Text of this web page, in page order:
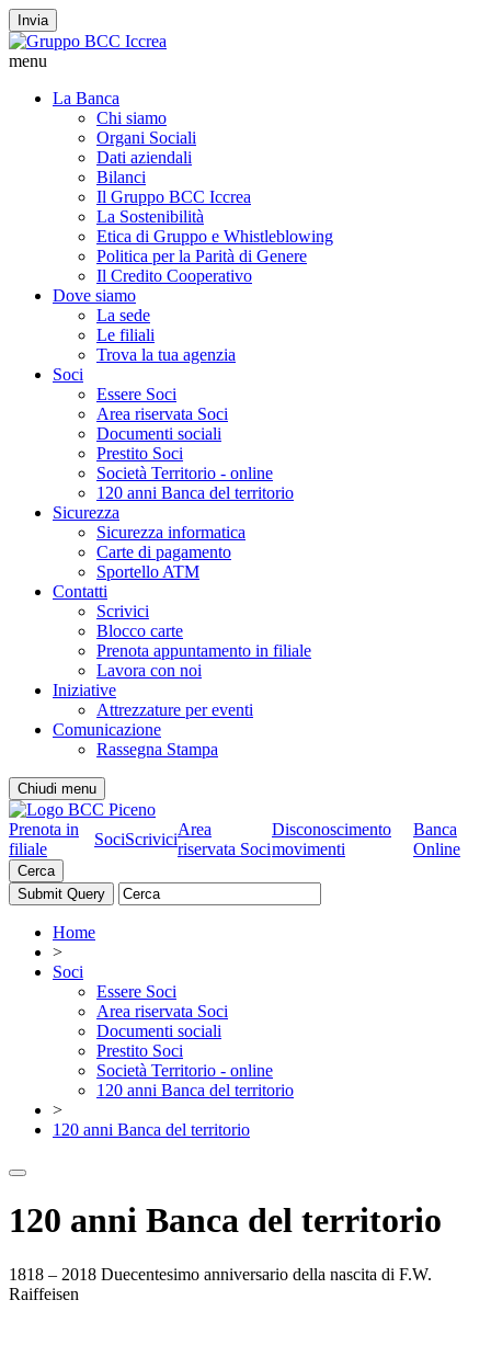
Invia
menu
La Banca
Chi siamo
Organi Sociali
Dati aziendali
Bilanci
Il Gruppo BCC Iccrea
La Sostenibilità
Etica di Gruppo e Whistleblowing
Politica per la Parità di Genere
Il Credito Cooperativo
Dove siamo
La sede
Le filiali
Trova la tua agenzia
Soci
Essere Soci
Area riservata Soci
Documenti sociali
Prestito Soci
Società Territorio - online
120 anni Banca del territorio
Sicurezza
Sicurezza informatica
Carte di pagamento
Sportello ATM
Contatti
Scrivici
Blocco carte
Prenota appuntamento in filiale
Lavora con noi
Iniziative
Attrezzature per eventi
Comunicazione
Rassegna Stampa
Chiudi menu
Prenota in
filiale
SociScrivici
Area
riservata Soci
Disconoscimento
movimenti
Banca
Online
Cerca
Home
>
Soci
Essere Soci
Area riservata Soci
Documenti sociali
Prestito Soci
Società Territorio - online
120 anni Banca del territorio
>
120 anni Banca del territorio
120 anni Banca del territorio
1818 – 2018 Duecentesimo anniversario della nascita di F.W.
Raiffeisen